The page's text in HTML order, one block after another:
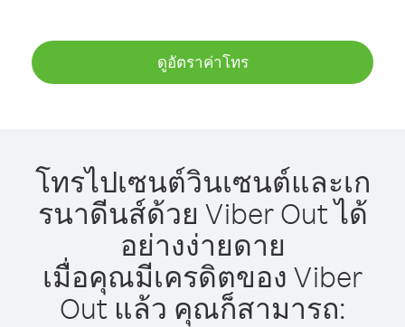
ดูอัตราค่าโทร
โทรไปเซนต์วินเซนต์และเก
รนาดีนส์ด้วย Viber Out ได้
อย่างง่ายดาย
เมื่อคุณมีเครดิตของ Viber
Out แล้ว คุณก็สามารถ: